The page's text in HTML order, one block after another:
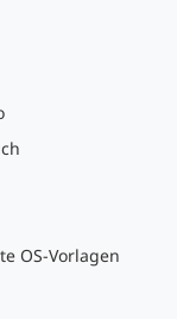
OS-Vorlagen